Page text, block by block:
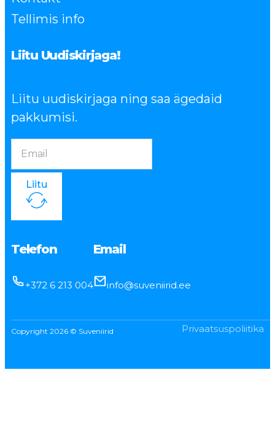
Tellimis info
Liitu Uudiskirjaga!
Liitu uudiskirjaga ning saa ägedaid
pakkumisi.
Liitu
Telefon
+372 6 213 004
Email
info@suveniirid.ee
Copyright 2026 © Suveniirid Privaatsuspoliitika